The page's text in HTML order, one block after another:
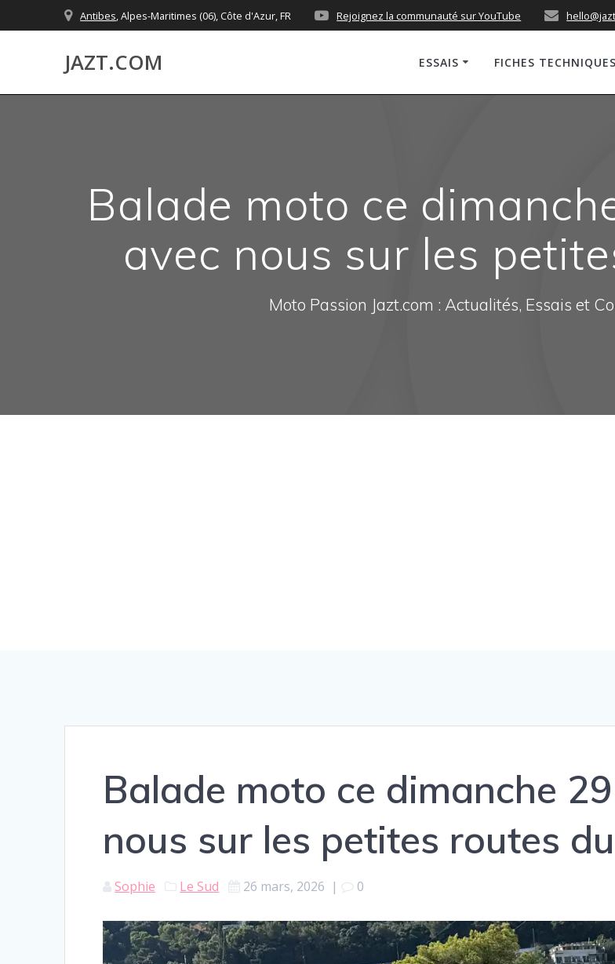
to
Antibes, Alpes-Maritimes (06), Côte d'Azur, FR Rejoignez la communauté sur YouTube
JAZT.COM ESSAIS FICHES TECHNIQUES
Balade moto ce
avec nous sur les
Moto Passion Jazt.com : Actualités, Essais et
Balade moto ce dimanche
nous sur les petites routes
Sophie Le Sud 26 mars, 2026 | 0